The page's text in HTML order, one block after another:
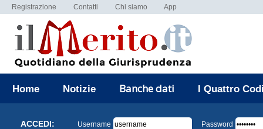
Registrazione Contatti Chi siamo App
Home Notizie Banche dati I Quattro
ACCEDI: Username Password